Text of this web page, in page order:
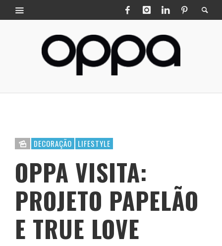
DECORAÇÃO LIFESTYLE
OPPA VISITA:
PROJETO PAPELÃO
E TRUE LOVE